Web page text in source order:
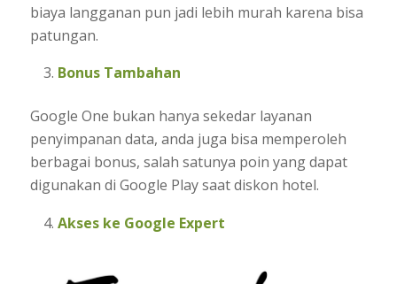
biaya langganan pun jadi lebih murah karena bisa
patungan.
Bonus Tambahan
Google One bukan hanya sekedar layanan
penyimpanan data, anda juga bisa memperoleh
berbagai bonus, salah satunya poin yang dapat
digunakan di Google Play saat diskon hotel.
Akses ke Google Expert